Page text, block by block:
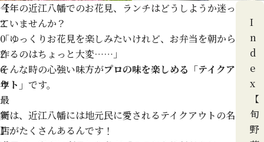
【
2
0
2
6
年
最
新
】
今年の近江八幡でのお花見、ランチはどうしようか迷っ
ていませんか？
「ゆっくりお花見を楽しみたいけれど、お弁当を朝から
作るのはちょっと大変……」
そんな時の心強い味方がプロの味を楽しめる「テイクア
ウト」 です。
実は、近江八幡には地元民に愛されるテイクアウトの名
店がたくさんあるんです！
I
n
d
e
x
【
旬
野